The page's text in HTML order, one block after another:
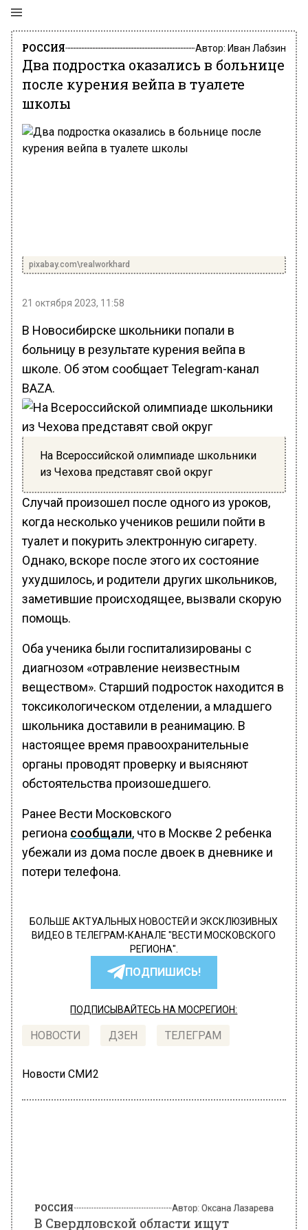
РОССИЯ Автор: Иван Лабзин
Два подростка оказались в больнице
после курения вейпа в туалете
школы
pixabay.com\realworkhard
21 октября 2023, 11:58
В Новосибирске школьники попали в
больницу в результате курения вейпа в
школе. Об этом сообщает Telegram-канал
BAZA.
На Всероссийской олимпиаде школьники
из Чехова представят свой округ
Случай произошел после одного из уроков,
когда несколько учеников решили пойти в
туалет и покурить электронную сигарету.
Однако, вскоре после этого их состояние
ухудшилось, и родители других школьников,
заметившие происходящее, вызвали скорую
помощь.
Оба ученика были госпитализированы с
диагнозом «отравление неизвестным
веществом». Старший подросток находится в
токсикологическом отделении, а младшего
школьника доставили в реанимацию. В
настоящее время правоохранительные
органы проводят проверку и выясняют
обстоятельства произошедшего.
Ранее Вести Московского
региона сообщали, что в Москве 2 ребенка
убежали из дома после двоек в дневнике и
потери телефона.
БОЛЬШЕ АКТУАЛЬНЫХ НОВОСТЕЙ И ЭКСКЛЮЗИВНЫХ
ВИДЕО В ТЕЛЕГРАМ-КАНАЛЕ "ВЕСТИ МОСКОВСКОГО
РЕГИОНА".
ПОДПИШИСЬ!
ПОДПИСЫВАЙТЕСЬ НА МОСРЕГИОН:
НОВОСТИ ДЗЕН ТЕЛЕГРАМ
Новости СМИ2
800 тысяч рублей